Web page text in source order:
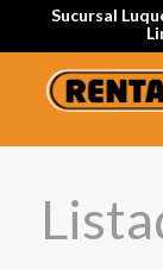
Sucursal